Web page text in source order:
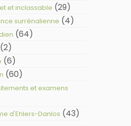
et inclassable (29)
surrénalienne (4)
(64)
(2)
(6)
(60)
et examens
d'Ehlers-Danlos (43)